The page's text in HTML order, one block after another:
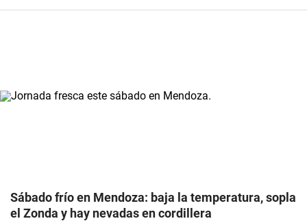
Sábado frío en Mendoza: baja la temperatura, sopla
el Zonda y hay nevadas en cordillera